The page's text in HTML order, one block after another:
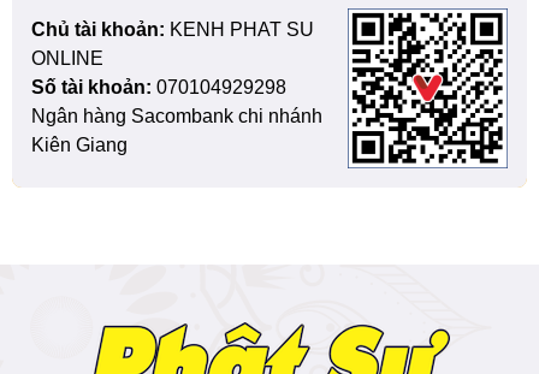
Chủ tài khoản: KENH PHAT SU
ONLINE
Số tài khoản: 070104929298
Ngân hàng Sacombank chi nhánh
Kiên Giang